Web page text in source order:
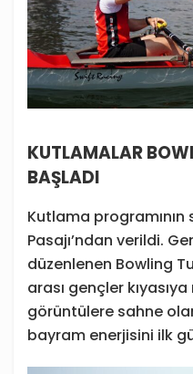
KUTLAMALAR
BAŞLADI
Kutlama programının
Pasajı’ndan verildi.
düzenlenen Bowling
arası gençler
görüntülere sahne
bayram enerjisini ilk